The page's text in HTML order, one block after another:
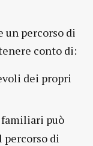
un percorso di
conto di:
dei propri
può
di